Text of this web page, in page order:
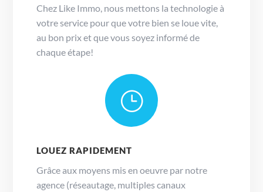
Chez Like Immo, nous mettons la technologie à
votre service pour que votre bien se loue vite,
au bon prix et que vous soyez informé de
chaque étape!
}
LOUEZ RAPIDEMENT
Grâce aux moyens mis en oeuvre par notre
agence (réseautage, multiples canaux